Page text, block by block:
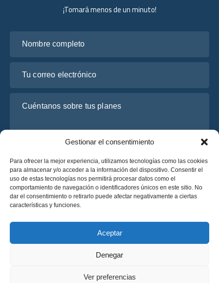
Gestionar el consentimiento
Para ofrecer la mejor experiencia, utilizamos tecnologías como las cookies
para almacenar y/o acceder a la información del dispositivo. Consentir el
uso de estas tecnologías nos permitirá procesar datos como el
comportamiento de navegación o identificadores únicos en este sitio. No
dar el consentimiento o retirarlo puede afectar negativamente a ciertas
características y funciones.
Aceptar
Denegar
Ver preferencias
© 2025 OsaBus © Todos los derechos reservados.
¡Tomará menos de un minuto!
He leído y acepto laPolítica de Privacidadde OsaBus.
Solicite un presupuesto
Solicite un presupuesto